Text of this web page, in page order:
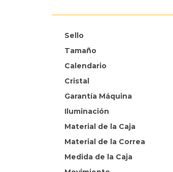
Sello
Tamaño
Calendario
Cristal
Garantía Máquina
Iluminación
Material de la Caja
Material de la Correa
Medida de la Caja